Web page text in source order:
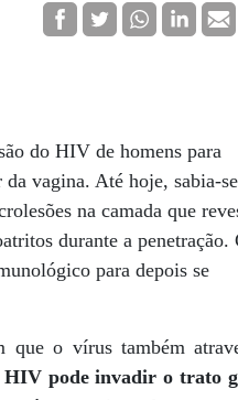
do HIV de homens para
vagina. Até hoje, sabia-
na camada que
durante a penetração.
para depois se
que o vírus também
HIV pode invadir o trato